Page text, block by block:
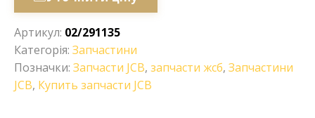
Артикул: 02/291135
Категорія: Запчастини
Позначки: Запчасти JCB, запчасти жсб, Запчастини
JCB, Купить запчасти JCB